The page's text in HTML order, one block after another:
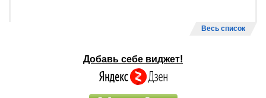
Весь список
Добавь себе виджет!